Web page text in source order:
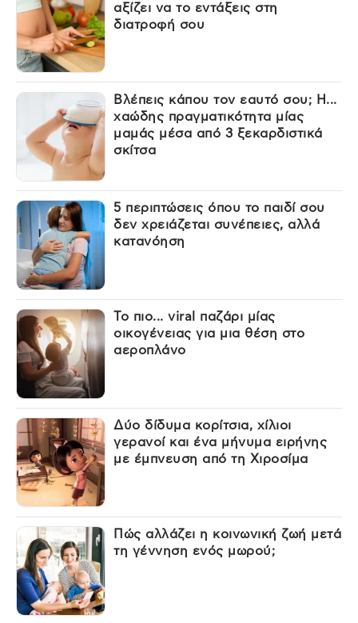
αξίζει να το εντάξεις στη
διατροφή σου
Βλέπεις κάπου τον εαυτό σου; Η...
χαώδης πραγματικότητα μίας
μαμάς μέσα από 3 ξεκαρδιστικά
σκίτσα
5 περιπτώσεις όπου το παιδί σου
δεν χρειάζεται συνέπειες, αλλά
κατανόηση
Το πιο... viral παζάρι μίας
οικογένειας για μια θέση στο
αεροπλάνο
Δύο δίδυμα κορίτσια, χίλιοι
γερανοί και ένα μήνυμα ειρήνης
με έμπνευση από τη Χιροσίμα
Πώς αλλάζει η κοινωνική ζωή μετά
τη γέννηση ενός μωρού;